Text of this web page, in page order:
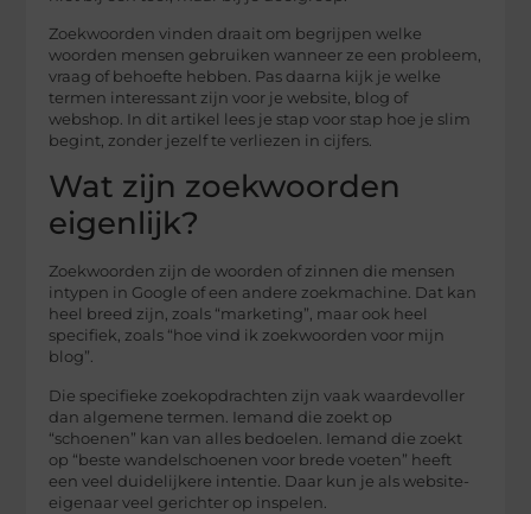
Zoekwoorden vinden draait om begrijpen welke
woorden mensen gebruiken wanneer ze een probleem,
vraag of behoefte hebben. Pas daarna kijk je welke
termen interessant zijn voor je website, blog of
webshop. In dit artikel lees je stap voor stap hoe je slim
begint, zonder jezelf te verliezen in cijfers.
Wat zijn zoekwoorden
eigenlijk?
Zoekwoorden zijn de woorden of zinnen die mensen
intypen in Google of een andere zoekmachine. Dat kan
heel breed zijn, zoals “marketing”, maar ook heel
specifiek, zoals “hoe vind ik zoekwoorden voor mijn
blog”.
Die specifieke zoekopdrachten zijn vaak waardevoller
dan algemene termen. Iemand die zoekt op
“schoenen” kan van alles bedoelen. Iemand die zoekt
op “beste wandelschoenen voor brede voeten” heeft
een veel duidelijkere intentie. Daar kun je als website-
eigenaar veel gerichter op inspelen.